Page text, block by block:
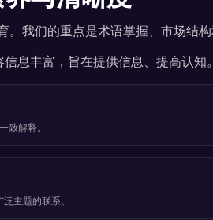
们的重点是术语掌握、市场结构
息丰富，旨在提供信息、提高认知。
致解释。
主题的联系。